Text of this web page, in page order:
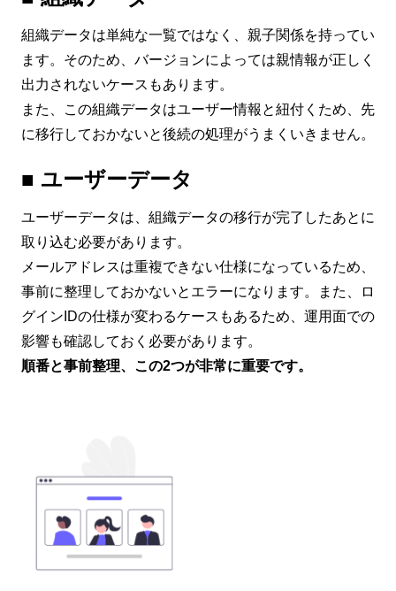
組織データは単純な一覧ではなく、親子関係を持ってい
ます。そのため、バージョンによっては親情報が正しく
出力されないケースもあります。
また、この組織データはユーザー情報と紐付くため、先
に移行しておかないと後続の処理がうまくいきません。
■ ユーザーデータ
ユーザーデータは、組織データの移行が完了したあとに
取り込む必要があります。
メールアドレスは重複できない仕様になっているため、
事前に整理しておかないとエラーになります。また、ロ
グインIDの仕様が変わるケースもあるため、運用面での
影響も確認しておく必要があります。
順番と事前整理、この2つが非常に重要です。